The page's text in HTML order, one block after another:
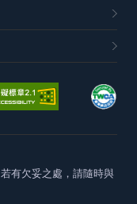
若有欠妥之處，請隨時與